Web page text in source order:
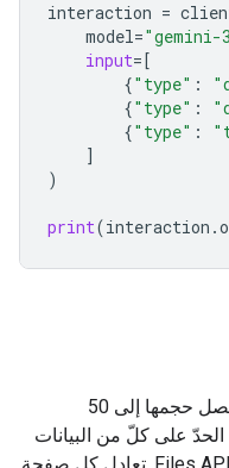
interaction =
model=
input=[
{"type" :
{"type" :
{"type" :
]
)
print(interaction .
يمكن لـ Gemini معالجة ملفات PDF يصل حجمها إلى 50
هذا الحدّ على كلّ من البيانات